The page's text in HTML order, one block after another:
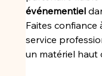
événementiel
Faites confiance
service
un matériel haut